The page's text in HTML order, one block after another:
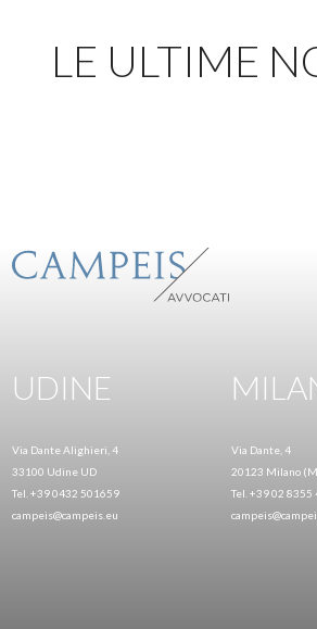
LE ULTIME
UDINE
Via Dante Alighieri, 4
33100 Udine UD
Tel. +39 0432 501659
campeis@campeis.eu
Via Dante, 4
20123 Milano
Tel. +39 02 8355